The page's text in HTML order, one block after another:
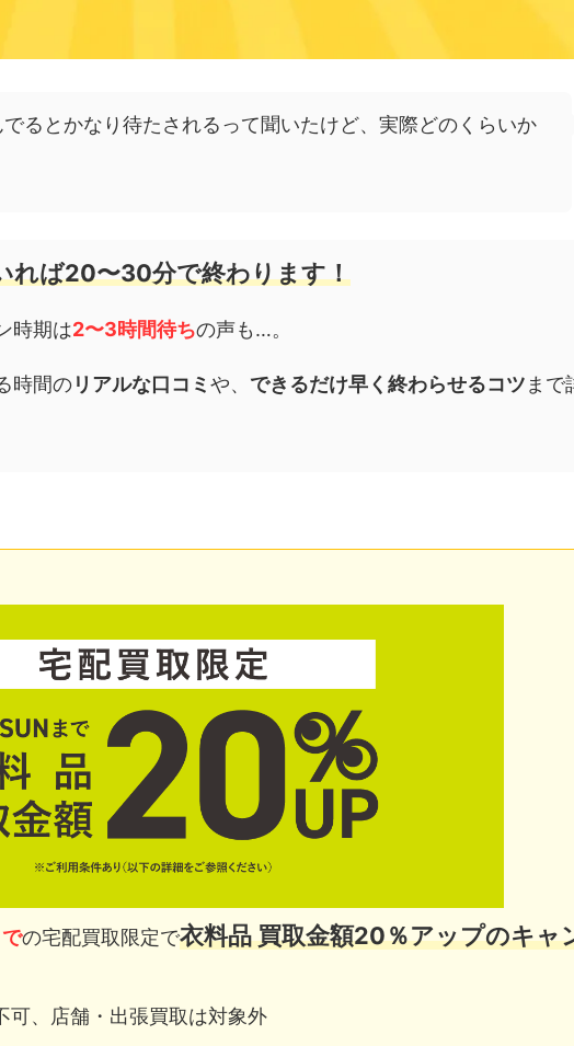
るとかなり待たされるって聞いたけど、実際どのくらいか
れば20〜30分で終わります！
時期は2〜3時間待ちの声も…。
時間のリアルな口コミ や、 できるだけ早く終わらせるコツ まで
の宅配買取限定で衣料品 買取金額20％アップのキャ
可、店舗・出張買取は対象外